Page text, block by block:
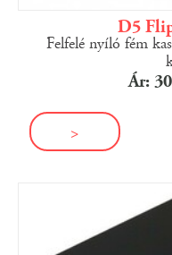
D5
Felfelé nyíló fém
Ár:
>